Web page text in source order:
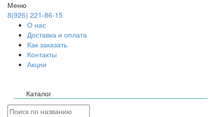
Меню
8(926) 221-86-15
О нас
Доставка и оплата
Как заказать
Контакты
Акции
Каталог